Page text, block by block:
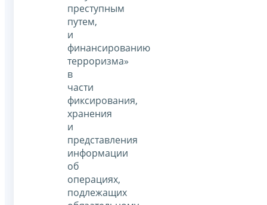
преступным
путем,
и
финансированию
терроризма»
в
части
фиксирования,
хранения
и
представления
информации
об
операциях,
подлежащих